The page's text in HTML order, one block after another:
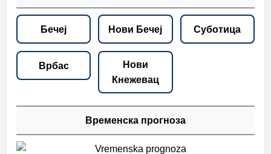
Бечеј Нови Бечеј Суботица
Врбас
Нови
Кнежевац
Временска прогноза